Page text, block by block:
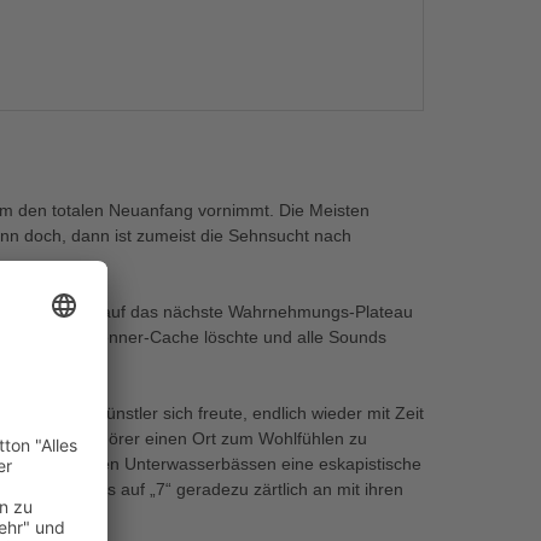
den totalen Neuanfang vornimmt. Die Meisten
doch, dann ist zumeist die Sehnsucht nach
weltweit auf das nächste Wahrnehmungs-Plateau
Kalkbrenner-Cache löschte und alle Sounds
dass der Künstler sich freute, endlich wieder mit Zeit
dem Hörer einen Ort zum Wohlfühlen zu
seinen tiefen Unterwasserbässen eine eskapistische
die Songs auf „7“ geradezu zärtlich an mit ihren
Trance.